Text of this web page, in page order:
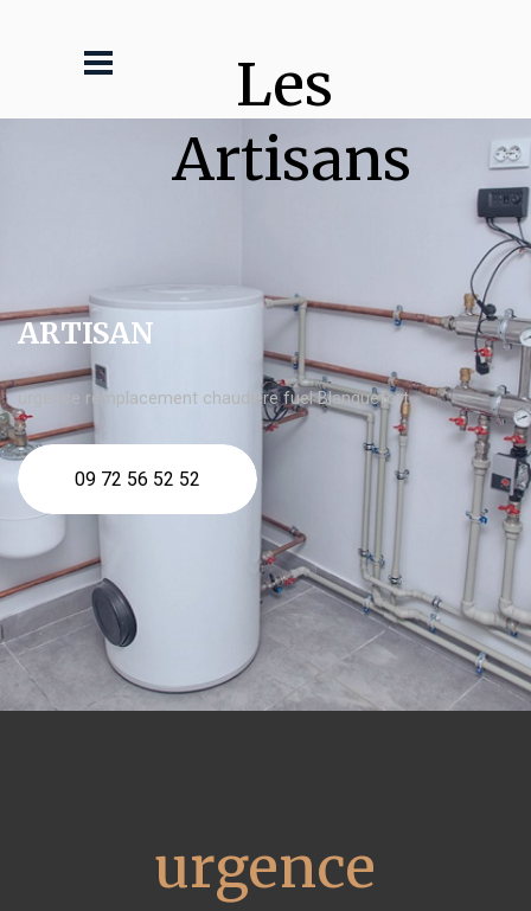
Les
Artisans
ARTISAN
urgence remplacement chaudière fuel Blanquefort
09 72 56 52 52
urgence